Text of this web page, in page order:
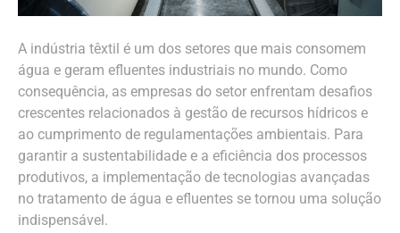
A indústria têxtil é um dos setores que mais consomem
água e geram efluentes industriais no mundo. Como
consequência, as empresas do setor enfrentam desafios
crescentes relacionados à gestão de recursos hídricos e
ao cumprimento de regulamentações ambientais. Para
garantir a sustentabilidade e a eficiência dos processos
produtivos, a implementação de tecnologias avançadas
no tratamento de água e efluentes se tornou uma solução
indispensável.